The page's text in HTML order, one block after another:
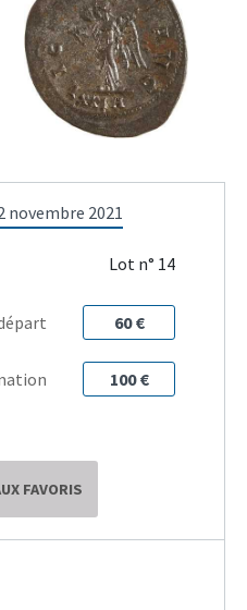
novembre 2021
Lot n° 14
60 €
100 €
FAVORIS